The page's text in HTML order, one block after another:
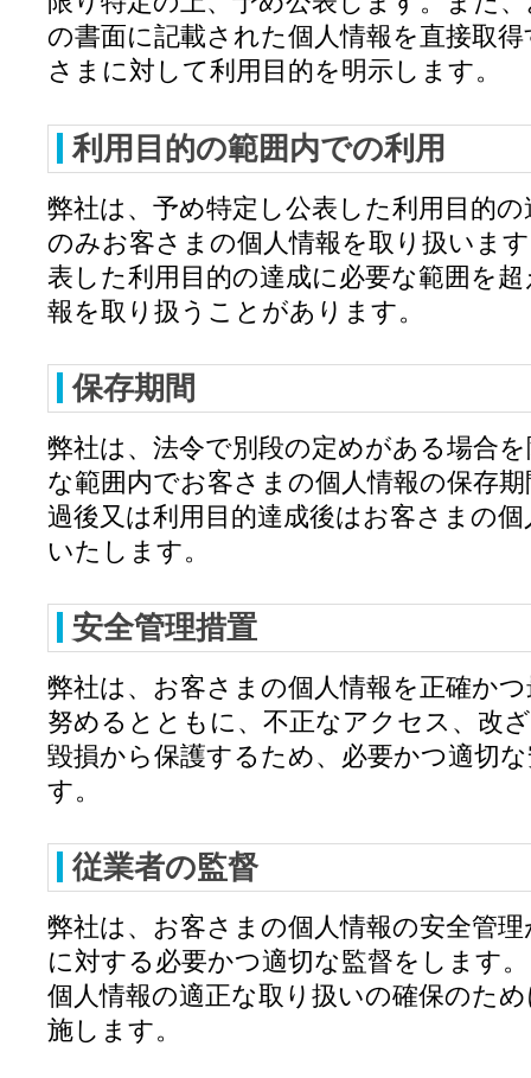
の書面に記載された個人情報を直接取
さまに対して利用目的を明示します。
利用目的の範囲内での利用
弊社は、予め特定し公表した利用目的
のみお客さまの個人情報を取り扱いま
表した利用目的の達成に必要な範囲を
報を取り扱うことがあります。
保存期間
弊社は、法令で別段の定めがある場合
な範囲内でお客さまの個人情報の保存
過後又は利用目的達成後はお客さまの
いたします。
安全管理措置
弊社は、お客さまの個人情報を正確か
努めるとともに、不正なアクセス、改
毀損から保護するため、必要かつ適切
す。
従業者の監督
弊社は、お客さまの個人情報の安全管
に対する必要かつ適切な監督をします
個人情報の適正な取り扱いの確保のた
施します。